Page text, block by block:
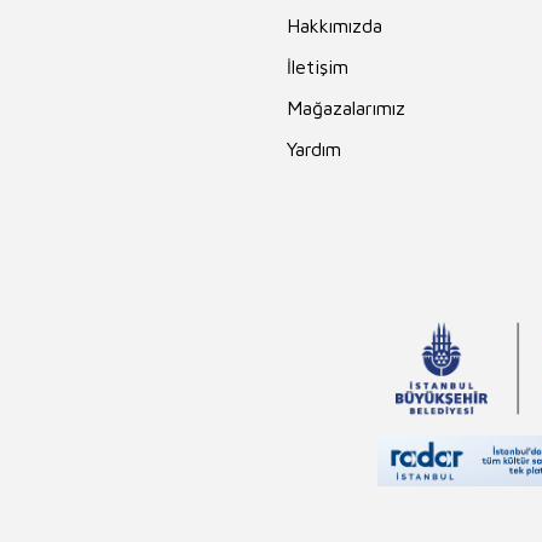
Hakkımızda
İletişim
Mağazalarımız
Yardım